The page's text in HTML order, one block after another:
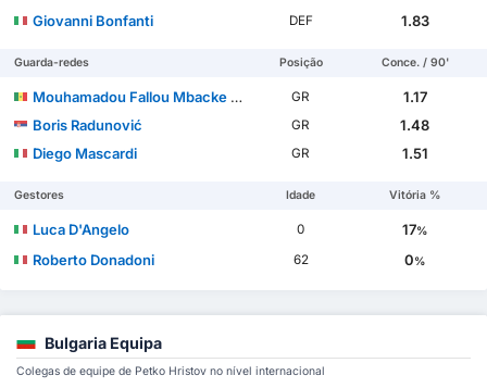
Giovanni Bonfanti
DEF 1.83
Guarda-redes Posição Conce. / 90'
Mouhamadou Fallou Mbacke Sarr GR
1.17
Boris Radunović
GR
1.48
Diego Mascardi
GR 1.51
Gestores Idade Vitória %
Luca D'Angelo 0 17%
Roberto Donadoni 62 0%
Bulgaria Equipa
Colegas de equipe de Petko Hristov no nível internacional